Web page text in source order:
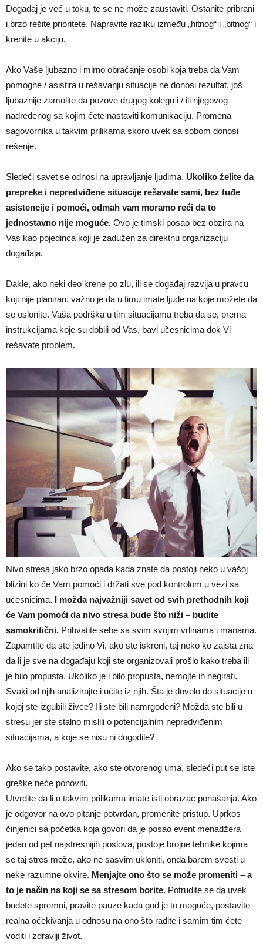
Događaj je već u toku, te se ne može zaustaviti. Ostanite pribrani
i brzo rešite prioritete. Napravite razliku između „hitnog“ i „bitnog“ i
krenite u akciju.
Ako Vaše ljubazno i mirno obraćanje osobi koja treba da Vam
pomogne / asistira u rešavanju situacije ne donosi rezultat, još
ljubaznije zamolite da pozove drugog kolegu i / ili njegovog
nadređenog sa kojim ćete nastaviti komunikaciju. Promena
sagovornika u takvim prilikama skoro uvek sa sobom donosi
rešenje.
Sledeći savet se odnosi na upravljanje ljudima. Ukoliko želite da
prepreke i nepredviđene situacije rešavate sami, bez tuđe
asistencije i pomoći, odmah vam moramo reći da to
jednostavno nije moguće. Ovo je timski posao bez obzira na
Vas kao pojedinca koji je zadužen za direktnu organizaciju
događaja.
Dakle, ako neki deo krene po zlu, ili se događaj razvija u pravcu
koji nije planiran, važno je da u timu imate ljude na koje možete da
se oslonite. Vaša podrška u tim situacijama treba da se, prema
instrukcijama koje su dobili od Vas, bavi učesnicima dok Vi
rešavate problem.
Nivo stresa jako brzo opada kada znate da postoji neko u vašoj
blizini ko će Vam pomoći i držati sve pod kontrolom u vezi sa
učesnicima. I možda najvažniji savet od svih prethodnih koji
će Vam pomoći da nivo stresa bude što niži – budite
samokritični. Prihvatite sebe sa svim svojim vrlinama i manama.
Zapamtite da ste jedino Vi, ako ste iskreni, taj neko ko zaista zna
da li je sve na događaju koji ste organizovali prošlo kako treba ili
je bilo propusta. Ukoliko je i bilo propusta, nemojte ih negirati.
Svaki od njih analizirajte i učite iz njih. Šta je dovelo do situacije u
kojoj ste izgubili živce? Ili ste bili namrgođeni? Možda ste bili u
stresu jer ste stalno mislili o potencijalnim nepredviđenim
situacijama, a koje se nisu ni dogodile?
Ako se tako postavite, ako ste otvorenog uma, sledeći put se iste
greške neće ponoviti.
Utvrdite da li u takvim prilikama imate isti obrazac ponašanja. Ako
je odgovor na ovo pitanje potvrdan, promenite pristup. Uprkos
činjenici sa početka koja govori da je posao event menadžera
jedan od pet najstresnijih poslova, postoje brojne tehnike kojima
se taj stres može, ako ne sasvim ukloniti, onda barem svesti u
neke razumne okvire. Menjajte ono što se može promeniti – a
to je način na koji se sa stresom borite. Potrudite se da uvek
budete spremni, pravite pauze kada god je to moguće, postavite
realna očekivanja u odnosu na ono što radite i samim tim ćete
voditi i zdraviji život.